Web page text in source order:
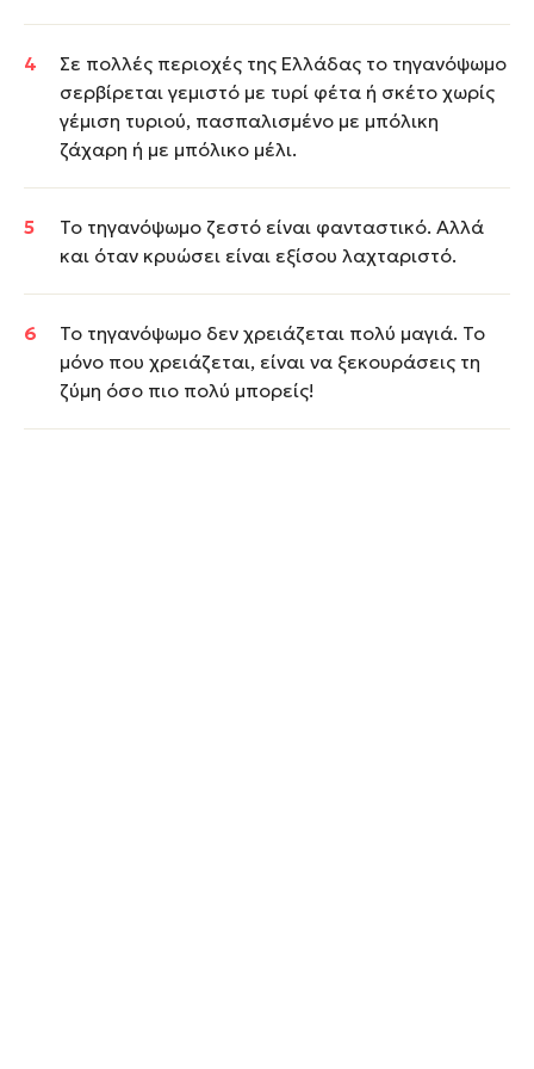
Σε πολλές περιοχές της Ελλάδας το τηγανόψωμο
σερβίρεται γεμιστό με τυρί φέτα ή σκέτο χωρίς
γέμιση τυριού, πασπαλισμένο με μπόλικη
ζάχαρη ή με μπόλικο μέλι.
Το τηγανόψωμο ζεστό είναι φανταστικό. Αλλά
και όταν κρυώσει είναι εξίσου λαχταριστό.
Το τηγανόψωμο δεν χρειάζεται πολύ μαγιά. Το
μόνο που χρειάζεται, είναι να ξεκουράσεις τη
ζύμη όσο πιο πολύ μπορείς!